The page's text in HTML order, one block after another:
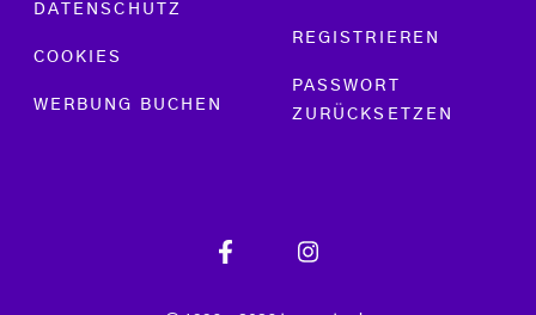
DATENSCHUTZ
COOKIES
WERBUNG BUCHEN
REGISTRIEREN
PASSWORT
ZURÜCKSETZEN